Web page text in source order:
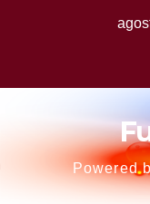
Powered